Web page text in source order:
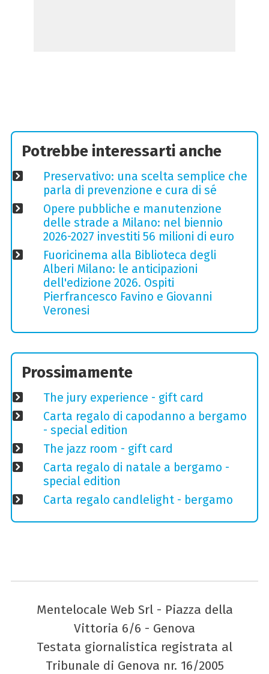
Potrebbe interessarti anche
Preservativo: una scelta semplice che
parla di prevenzione e cura di sé
Opere pubbliche e manutenzione
delle strade a Milano: nel biennio
2026-2027 investiti 56 milioni di euro
Fuoricinema alla Biblioteca degli
Alberi Milano: le anticipazioni
dell'edizione 2026. Ospiti
Pierfrancesco Favino e Giovanni
Veronesi
Prossimamente
The jury experience - gift card
Carta regalo di capodanno a bergamo
- special edition
The jazz room - gift card
Carta regalo di natale a bergamo -
special edition
Carta regalo candlelight - bergamo
Mentelocale Web Srl - Piazza della
Vittoria 6/6 - Genova
Testata giornalistica registrata al
Tribunale di Genova nr. 16/2005